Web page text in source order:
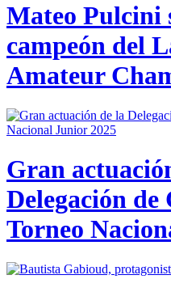
Mateo Pulcini
campeón del
Amateur
Gran
Delegación de
Torneo